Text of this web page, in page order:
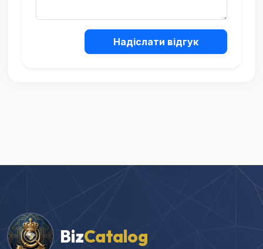
Надіслати відгук
BizCatalog